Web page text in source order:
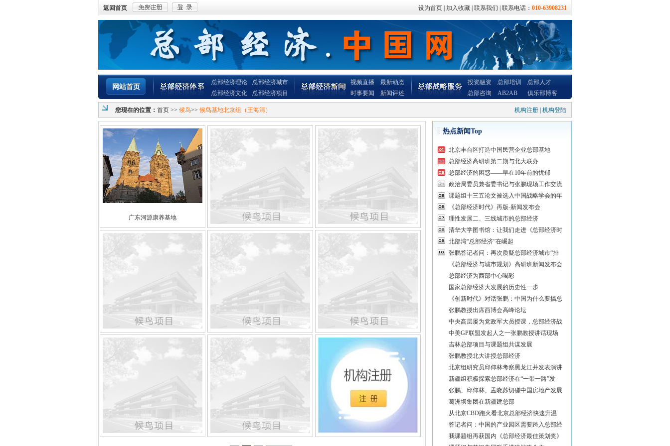
返回首页 设为首页 加入收藏 联系我们 | 联系电话： 010-63908231
网站首页
总部经济理论
总部经济文化
总部经济城市
总部经济项目
视频直播
时事要闻
最新动态
新闻评述
投资融资
总部咨询
总部培训
AB2AB
总部人才
俱乐部博客
您现在的位置： 首页 >> 候鸟>> 候鸟基地北京组（王海清） 机构注册 机构登陆
广东河源康养基地
热点新闻Top
北京丰台区打造中国民营企业总部基地
总部经济高研班第二期与北大联办
总部经济的困惑——早在10年前的忧郁
政治局委员兼省委书记与张鹏现场工作交流
课题组十三五论文被选入中国战略学会的年
《总部经济时代》再版-新闻发布会
理性发展二、三线城市的总部经济
清华大学图书馆：让我们走进《总部经济时
北部湾“总部经济”在崛起
张鹏答记者问：再次质疑总部经济城市“排
《总部经济与城市规划》高研班新闻发布会
总部经济为西部中心喝彩
国家总部经济大发展的历史性一步
《创新时代》对话张鹏：中国为什么要搞总
张鹏教授出席西博会高峰论坛
中央高层屡为党政军大员授课，总部经济战
中美GP联盟发起人之一张鹏教授讲话现场
吉林总部项目与课题组共谋发展
张鹏教授北大讲授总部经济
北京组研究员邱仰林考察黑龙江并发表演讲
新疆组积极探索总部经济在“一带一路”发
张鹏、邱仰林、孟晓苏切磋中国房地产发展
葛洲坝集团在新疆建总部
从北京CBD跑火看北京总部经济快速升温
答记者问：中国的产业园区需要跨入总部经
我课题组再获国内《总部经济最佳策划奖》